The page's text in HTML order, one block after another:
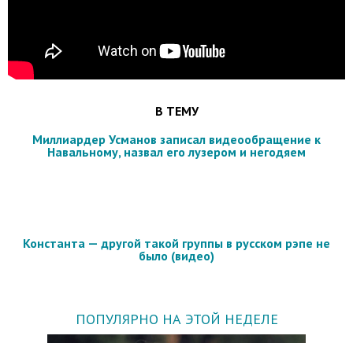
В ТЕМУ
Миллиардер Усманов записал видеообращение к
Навальному, назвал его лузером и негодяем
Константа — другой такой группы в русском рэпе не
было (видео)
ПОПУЛЯРНО НА ЭТОЙ НЕДЕЛЕ